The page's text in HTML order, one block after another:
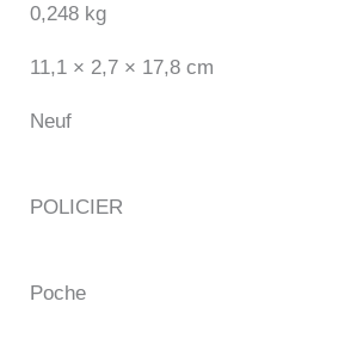
0,248 kg
11,1 × 2,7 × 17,8 cm
Neuf
POLICIER
Poche